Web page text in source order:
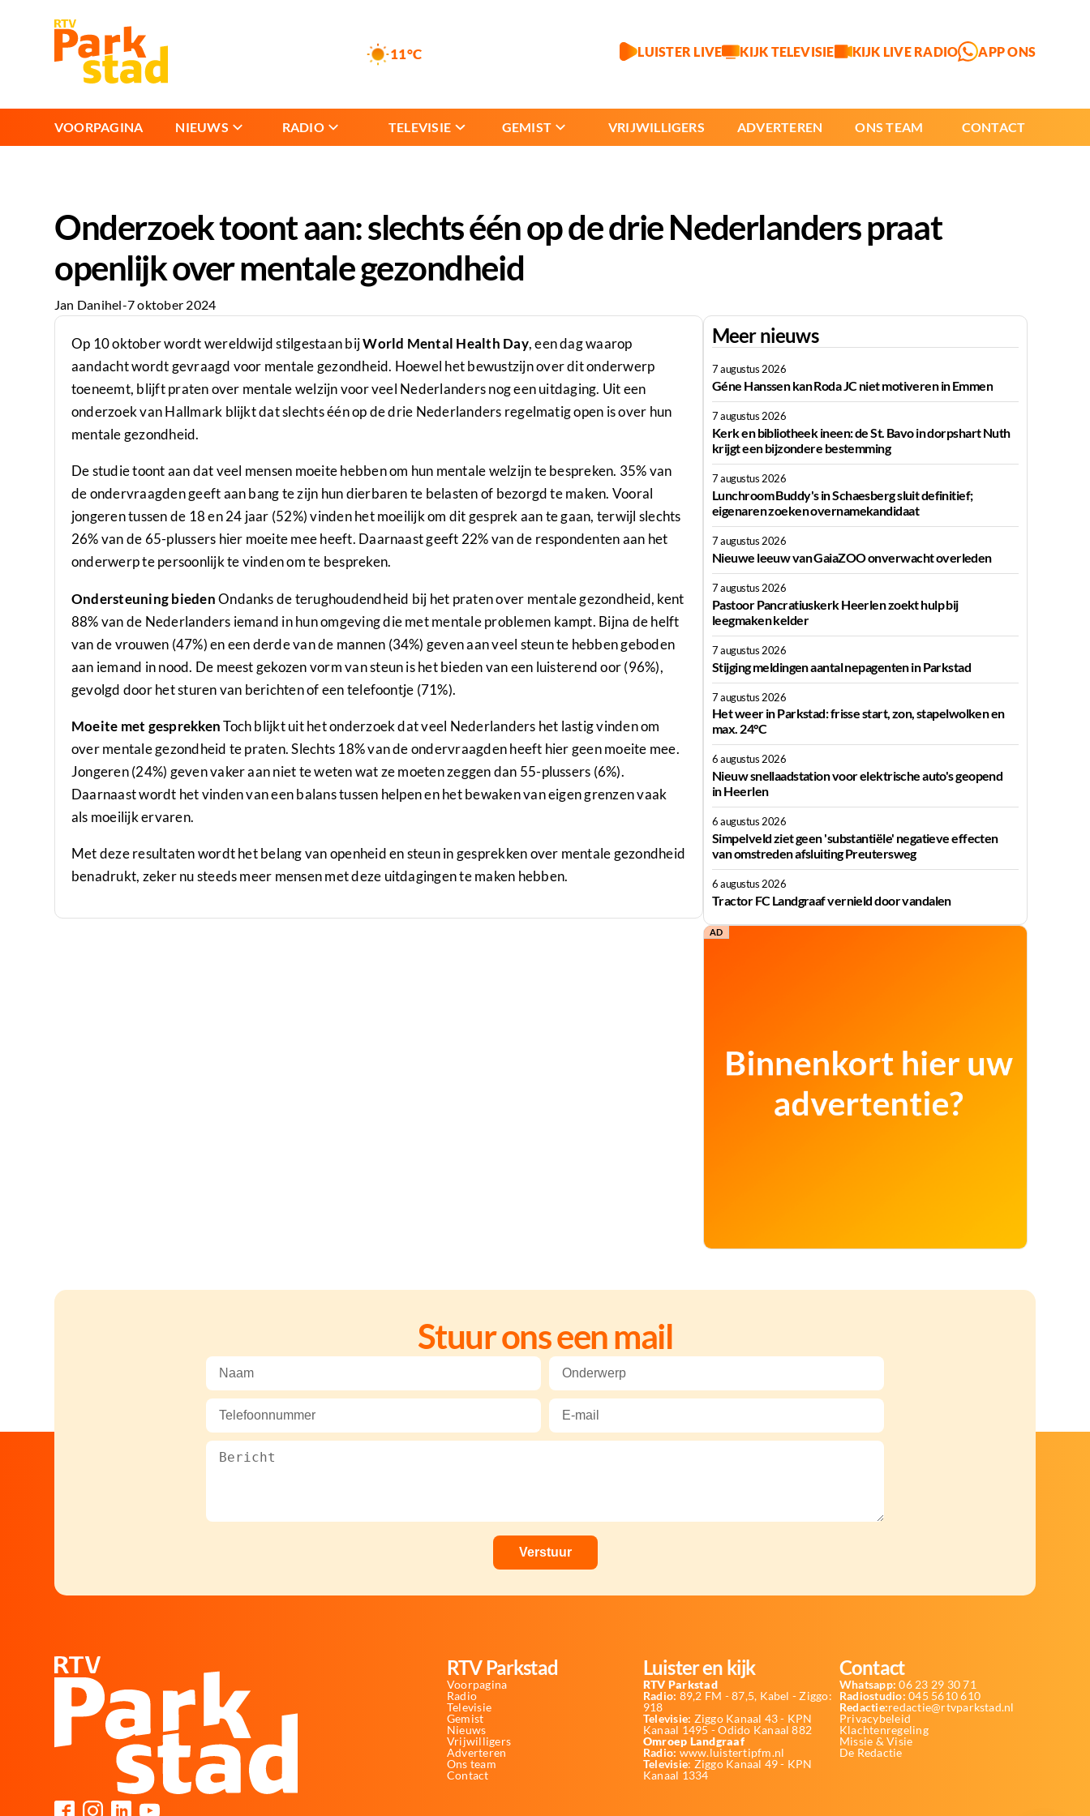
11°C LUISTER LIVE KIJK TELEVISIE KIJK LIVE RADIO APP ONS
VOORPAGINA NIEUWS RADIO TELEVISIE GEMIST VRIJWILLIGERS ADVERTEREN ONS TEAM CONTACT
Onderzoek toont aan: slechts één op de drie Nederlanders praat
openlijk over mentale gezondheid
Jan Danihel-7 oktober 2024
Op 10 oktober wordt wereldwijd stilgestaan bijWorld Mental Health Day, een dag waarop
aandacht wordt gevraagd voor mentale gezondheid. Hoewel het bewustzijn over dit onderwerp
toeneemt, blijft praten over mentale welzijn voor veel Nederlanders nog een uitdaging. Uit een
onderzoek van Hallmark blijkt dat slechts één op de drie Nederlanders regelmatig open is over hun
mentale gezondheid.
De studie toont aan dat veel mensen moeite hebben om hun mentale welzijn te bespreken. 35% van
de ondervraagden geeft aan bang te zijn hun dierbaren te belasten of bezorgd te maken. Vooral
jongeren tussen de 18 en 24 jaar (52%) vinden het moeilijk om dit gesprek aan te gaan, terwijl slechts
26% van de 65-plussers hier moeite mee heeft. Daarnaast geeft 22% van de respondenten aan het
onderwerp te persoonlijk te vinden om te bespreken.
Ondersteuning biedenOndanks de terughoudendheid bij het praten over mentale gezondheid, kent
88% van de Nederlanders iemand in hun omgeving die met mentale problemen kampt. Bijna de helft
van de vrouwen (47%) en een derde van de mannen (34%) geven aan veel steun te hebben geboden
aan iemand in nood. De meest gekozen vorm van steun is het bieden van een luisterend oor (96%),
gevolgd door het sturen van berichten of een telefoontje (71%).
Moeite met gesprekkenToch blijkt uit het onderzoek dat veel Nederlanders het lastig vinden om
over mentale gezondheid te praten. Slechts 18% van de ondervraagden heeft hier geen moeite mee.
Jongeren (24%) geven vaker aan niet te weten wat ze moeten zeggen dan 55-plussers (6%).
Daarnaast wordt het vinden van een balans tussen helpen en het bewaken van eigen grenzen vaak
als moeilijk ervaren.
Met deze resultaten wordt het belang van openheid en steun in gesprekken over mentale gezondheid
benadrukt, zeker nu steeds meer mensen met deze uitdagingen te maken hebben.
Meer nieuws
7 augustus 2026
Géne Hanssen kan Roda JC niet motiveren in Emmen
7 augustus 2026
Kerk en bibliotheek ineen: de St. Bavo in dorpshart Nuth
krijgt een bijzondere bestemming
7 augustus 2026
Lunchroom Buddy's in Schaesberg sluit definitief;
eigenaren zoeken overnamekandidaat
7 augustus 2026
Nieuwe leeuw van GaiaZOO onverwacht overleden
7 augustus 2026
Pastoor Pancratiuskerk Heerlen zoekt hulp bij
leegmaken kelder
7 augustus 2026
Stijging meldingen aantal nepagenten in Parkstad
7 augustus 2026
Het weer in Parkstad: frisse start, zon, stapelwolken en
max. 24°C
6 augustus 2026
Nieuw snellaadstation voor elektrische auto's geopend
in Heerlen
6 augustus 2026
Simpelveld ziet geen 'substantiële' negatieve effecten
van omstreden afsluiting Preutersweg
6 augustus 2026
Tractor FC Landgraaf vernield door vandalen
AD
Stuur ons een mail
RTV Parkstad
Voorpagina
Radio
Televisie
Gemist
Nieuws
Vrijwilligers
Adverteren
Ons team
Contact
Luister en kijk
RTV Parkstad
Radio: 89,2 FM - 87,5, Kabel - Ziggo:
918
Televisie: Ziggo Kanaal 43 - KPN
Kanaal 1495 - Odido Kanaal 882
Omroep Landgraaf
Radio: www.luistertipfm.nl
Televisie: Ziggo Kanaal 49 - KPN
Kanaal 1334
Contact
Whatsapp: 06 23 29 30 71
Radiostudio: 045 5610 610
Redactie:redactie@rtvparkstad.nl
Privacybeleid
Klachtenregeling
Missie & Visie
De Redactie